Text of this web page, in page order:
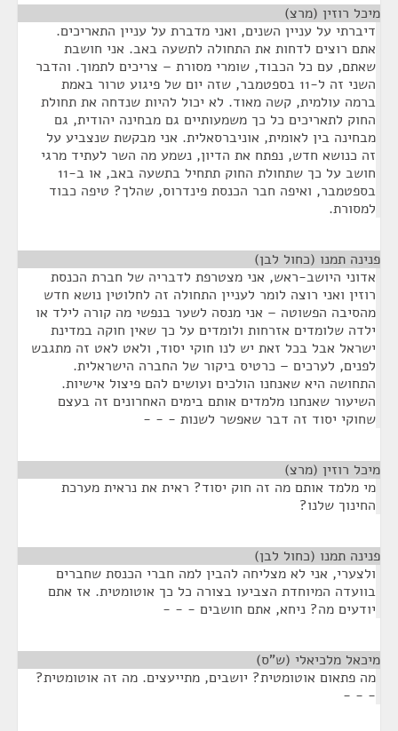
מיכל רוזין (מרצ)
דיברתי על עניין השנים, ואני מדברת על עניין התאריכים.
אתם רוצים לדחות את התחולה לתשעה באב. אני חושבת
שאתם, עם כל הכבוד, שומרי מסורת – צריכים לתמוך. והדבר
השני זה ל-11 בספטמבר, שזה יום של פיגוע טרור באמת
ברמה עולמית, קשה מאוד. לא יכול להיות שנדחה את תחולת
החוק לתאריכים כל כך משמעותיים גם מבחינה יהודית, גם
מבחינה בין לאומית, אוניברסאלית. אני מבקשת שנצביע על
זה כנושא חדש, נפתח את הדיון, נשמע מה השר לעתיד מרגי
חושב על כך שתחולת החוק תתחיל בתשעה באב, או ב-11
בספטמבר, ואיפה חבר הכנסת פינדרוס, שהלך? טיפה כבוד
למסורת.
פנינה תמנו (כחול לבן)
אדוני היושב-ראש, אני מצטרפת לדבריה של חברת הכנסת
רוזין ואני רוצה לומר לעניין התחולה זה לחלוטין נושא חדש
מהסיבה הפשוטה – אני מנסה לשער בנפשי מה קורה לילד או
ילדה שלומדים אזרחות ולומדים על כך שאין חוקה במדינת
ישראל אבל בכל זאת יש לנו חוקי יסוד, ולאט לאט זה מתגבש
לפנים, לערכים – כרטיס ביקור של החברה הישראלית.
התחושה היא שאנחנו הולכים ועושים להם פיצול אישיות.
השיעור שאנחנו מלמדים אותם בימים האחרונים זה בעצם
שחוקי יסוד זה דבר שאפשר לשנות - - -
מיכל רוזין (מרצ)
מי מלמד אותם מה זה חוק יסוד? ראית את נראית מערכת
החינוך שלנו?
פנינה תמנו (כחול לבן)
ולצערי, אני לא מצליחה להבין למה חברי הכנסת שחברים
בוועדה המיוחדת הצביעו בצורה כל כך אוטומטית. אז אתם
יודעים מה? ניחא, אתם חושבים - - -
מיכאל מלכיאלי (ש"ס)
מה פתאום אוטומטית? יושבים, מתייעצים. מה זה אוטומטית?
- - -